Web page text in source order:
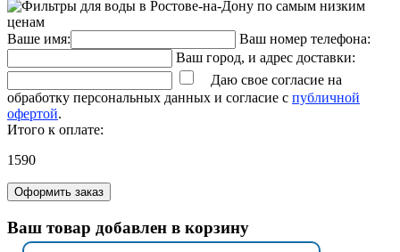
Ваше имя:
Ваш номер телефона:
Ваш город, и адрес доставки:
Даю свое согласие на
обработку персональных данных и согласие с публичной
офертой.
Итого к оплате:
1590
Оформить заказ
Ваш товар добавлен в корзину